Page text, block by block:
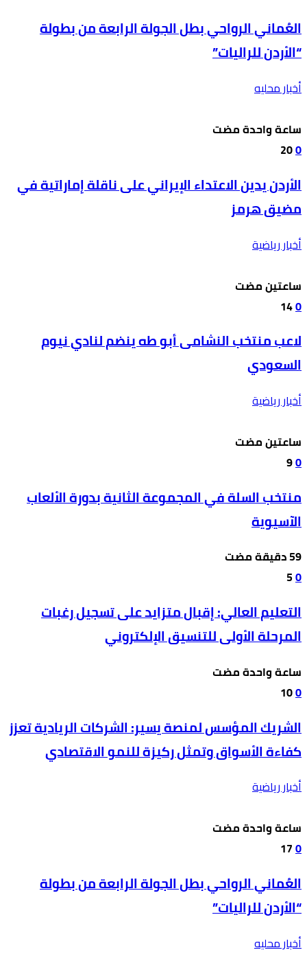
العُماني الرواحي بطل الجولة الرابعة من بطولة
“الأردن للراليات”
أخبار محليه
‫‫‫‏‫ساعة واحدة مضت‬
0
20
الأردن يدين الاعتداء الإيراني على ناقلة إماراتية في
مضيق هرمز
أخبار رياضية
‫‫‫‏‫ساعتين مضت‬
0
14
لاعب منتخب النشامى أبو طه ينضم لنادي نيوم
السعودي
أخبار رياضية
‫‫‫‏‫ساعتين مضت‬
0
9
منتخب السلة في المجموعة الثانية بدورة الألعاب
الآسيوية
0
5
التعليم العالي: إقبال متزايد على تسجيل رغبات
المرحلة الأولى للتنسيق الإلكتروني
‫‫‫‏‫ساعة واحدة مضت‬
0
10
الشريك المؤسس لمنصة يسير: الشركات الريادية تعزز
كفاءة الأسواق وتمثل ركيزة للنمو الاقتصادي
أخبار رياضية
‫‫‫‏‫ساعة واحدة مضت‬
0
17
العُماني الرواحي بطل الجولة الرابعة من بطولة
“الأردن للراليات”
أخبار محليه